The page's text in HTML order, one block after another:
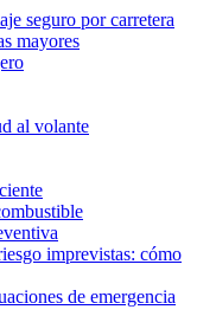
seguro por carretera
mayores
al volante
imprevistas: cómo
de emergencia